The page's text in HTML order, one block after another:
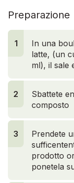
Preparazione
1
In una
latte, (un
ml), il sale
2
Sbattete
composto
3
Prendete
prodotto
ponetela